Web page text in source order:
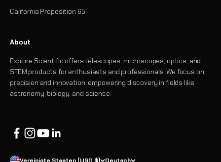
California Proposition 65
About
Explore Scientific offers telescopes, microscopes, optics, and
STEM products for enthusiasts and professionals. We focus on
precision and innovation, empowering discovery in fields like
astronomy, biology, and science.
Vereinigte Staaten (USD $) Deutsch